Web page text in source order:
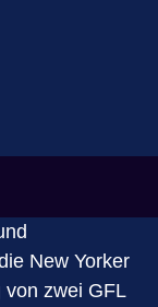
New Yorker
von zwei GFL